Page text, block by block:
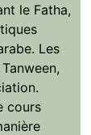
le Fatha,
Les
cours